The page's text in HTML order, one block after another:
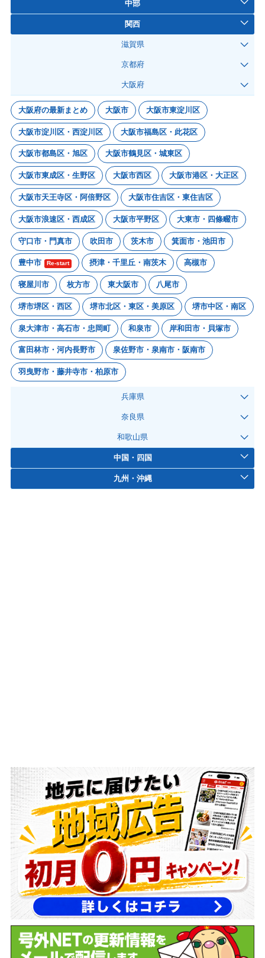
中部
関西
滋賀県
京都府
大阪府
大阪府の最新まとめ 大阪市 大阪市東淀川区
大阪市淀川区・西淀川区 大阪市福島区・此花区
大阪市都島区・旭区 大阪市鶴見区・城東区
大阪市東成区・生野区 大阪市西区 大阪市港区・大正区
大阪市天王寺区・阿倍野区 大阪市住吉区・東住吉区
大阪市浪速区・西成区 大阪市平野区 大東市・四條畷市
守口市・門真市 吹田市 茨木市 箕面市・池田市
豊中市 Re-start 摂津・千里丘・南茨木 高槻市
寝屋川市 枚方市 東大阪市 八尾市
堺市堺区・西区 堺市北区・東区・美原区 堺市中区・南区
泉大津市・高石市・忠岡町 和泉市 岸和田市・貝塚市
富田林市・河内長野市 泉佐野市・泉南市・阪南市
羽曳野市・藤井寺市・柏原市
兵庫県
奈良県
和歌山県
中国・四国
九州・沖縄